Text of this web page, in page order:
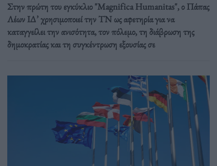
Στην πρώτη του εγκύκλιο "Magnifica Humanitas", ο Πάπας
Λέων ΙΔ’ χρησιμοποιεί την ΤΝ ως αφετηρία για να
καταγγείλει την ανισότητα, τον πόλεμο, τη διάβρωση της
δημοκρατίας και τη συγκέντρωση εξουσίας σε